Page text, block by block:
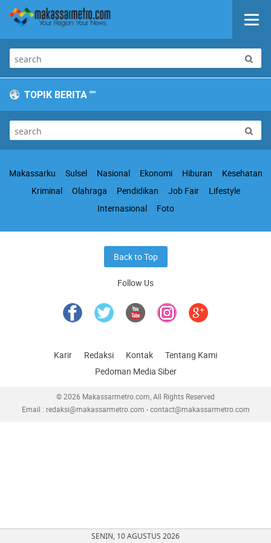
TOPIK BERITA ""
SENIN, 10 AGUSTUS 2026
Makassarku Sulsel Nasional Ekonomi Hiburan
Kesehatan
Kriminal
Olahraga Pendidikan Job Fair
Lifestyle
Internasional
Foto
Back to Top
Follow Us
Karir Redaksi Kontak
Tentang Kami
Pedoman Media Siber
© 2026 Makassarmetro.com, All Rights Reserved
Email : redaksi@makassarmetro.com - contact@makassarmetro.com